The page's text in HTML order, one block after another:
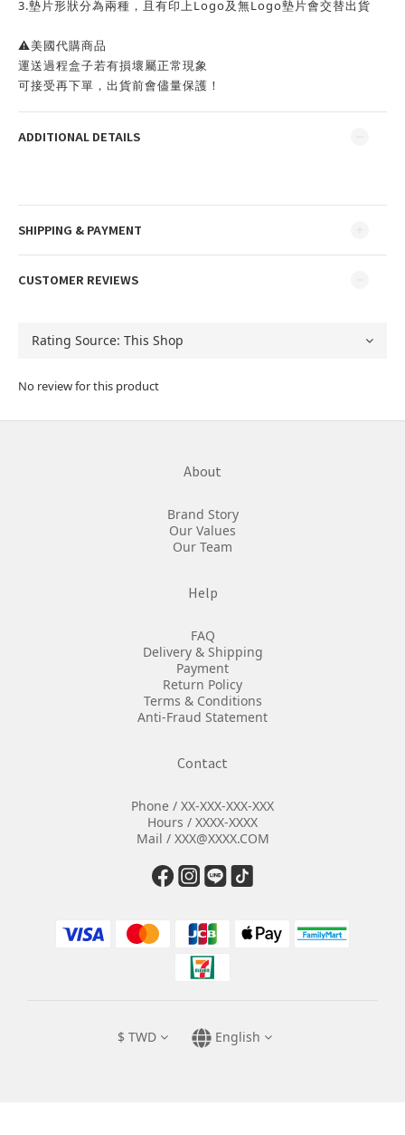
3.墊片形狀分為兩種，且有印上Logo及無Logo墊片會交替出貨
⚠️美國代購商品
運送過程盒子若有損壞屬正常現象
可接受再下單，出貨前會儘量保護！
ADDITIONAL DETAILS
SHIPPING & PAYMENT
CUSTOMER REVIEWS
No review for this product
About
Brand Story
Our Values
Our Team
Help
FAQ
Delivery & Shipping
Payment
Return Policy
Terms & Conditions
Anti-Fraud Statement
Contact
Phone / XX-XXX-XXX-XXX
Hours / XXXX-XXXX
Mail / XXX@XXXX.COM
$ TWD English